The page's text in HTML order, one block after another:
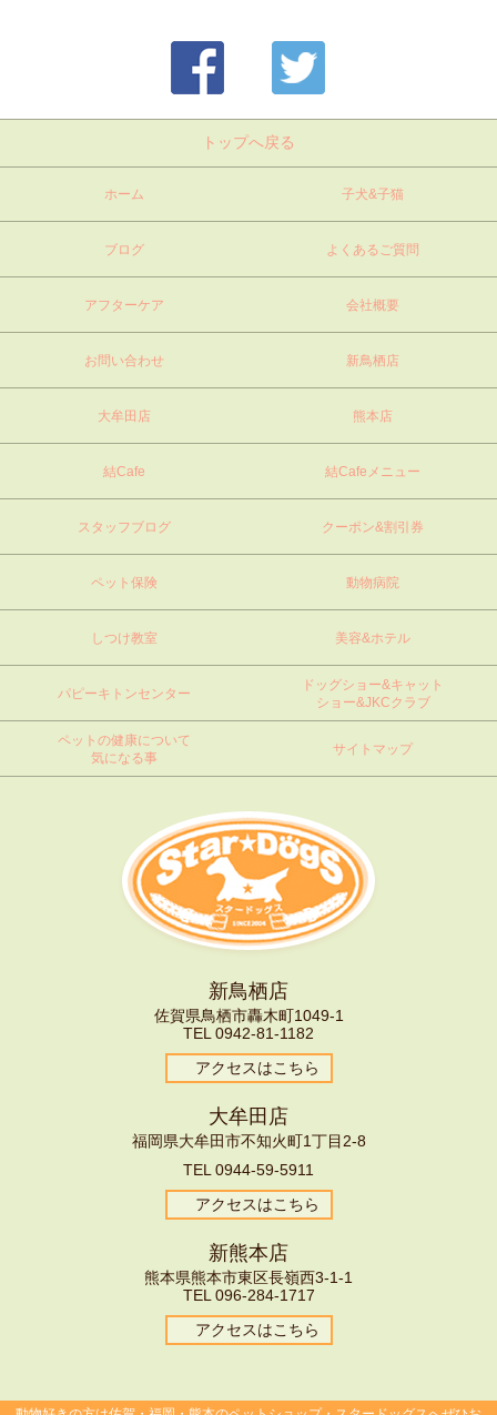
トップへ戻る
ホーム 子犬&子猫
ブログ よくあるご質問
アフターケア 会社概要
お問い合わせ 新鳥栖店
大牟田店 熊本店
結Cafe 結Cafeメニュー
スタッフブログ クーポン&割引券
ペット保険 動物病院
しつけ教室 美容&ホテル
パピーキトンセンター
ドッグショー&キャット
ショー&JKCクラブ
ペットの健康について
気になる事
サイトマップ
新鳥栖店
佐賀県鳥栖市轟木町1049-1
TEL 0942-81-1182
アクセスはこちら
大牟田店
福岡県大牟田市不知火町1丁目2-8
TEL 0944-59-5911
アクセスはこちら
新熊本店
熊本県熊本市東区長嶺西3-1-1
TEL 096-284-1717
アクセスはこちら